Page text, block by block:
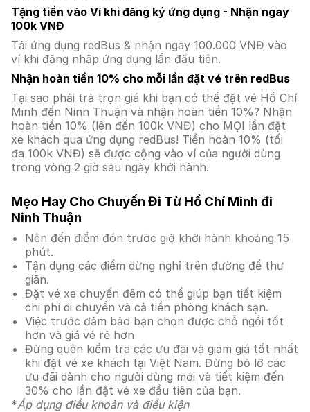
Tặng tiền vào Ví khi đăng ký ứng dụng - Nhận ngay
100k VNĐ
Tải ứng dụng redBus & nhận ngay 100.000 VNĐ vào
ví khi đăng nhập ứng dụng lần đầu tiên.
Nhận hoàn tiền 10% cho mỗi lần đặt vé trên redBus
Tại sao phải trả trọn giá khi bạn có thể đặt vé Hồ Chí
Minh đến Ninh Thuận và nhận hoàn tiền 10%? Nhận
hoàn tiền 10% (lên đến 100k VNĐ) cho MỌI lần đặt
xe khách qua ứng dụng redBus! Tiền hoàn 10% (tối
đa 100k VNĐ) sẽ được cộng vào ví của người dùng
trong vòng 2 giờ sau ngày khởi hành.
Mẹo Hay Cho Chuyến Đi Từ Hồ Chí Minh đi
Ninh Thuận
Nên đến điểm đón trước giờ khởi hành khoảng 15
phút.
Tận dụng các điểm dừng nghỉ trên đường để thư
giãn.
Đặt vé xe chuyến đêm có thể giúp bạn tiết kiệm
chi phí di chuyển và cả tiền phòng khách sạn.
Việc trước đảm bảo bạn chọn được chỗ ngồi tốt
hơn và giá vé rẻ hơn
Đừng quên kiểm tra các ưu đãi và giảm giá tốt nhất
khi đặt vé xe khách tại Việt Nam. Đừng bỏ lỡ các
ưu đãi dành cho người dùng mới và tiết kiệm đến
30% cho lần đặt vé xe đầu tiên của bạn.
*Áp dụng điều khoản và điều kiện